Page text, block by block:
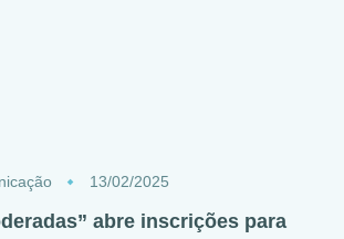
13/02/2025
abre inscrições para